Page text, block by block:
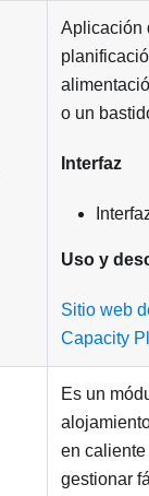
Aplicación
o un
Interfaz
Uso y
Sitio web
Capacity
Es un
en
gestionar